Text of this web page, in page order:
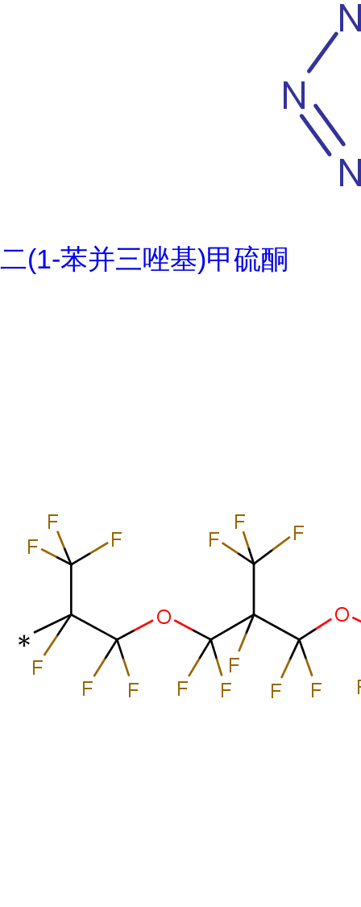
二(1-苯并三唑基)甲硫酮